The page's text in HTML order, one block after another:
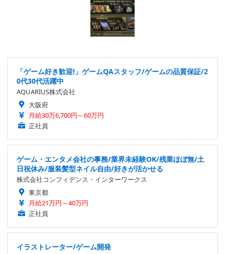
「ゲーム好き歓迎!」ゲームQAスタッフ/ゲームの品質保証/2
0代30代活躍中
AQUARIUS株式会社
大阪府
月給30万6,700円～60万円
正社員
ゲーム・エンタメ会社の事務/業界未経験OK/残業ほぼ無/土
日祝休み/服装髪型ネイル自由/好きが活かせる
株式会社コンフィデンス・インターワークス
東京都
月給21万円～40万円
正社員
イラストレーター/ゲーム開発